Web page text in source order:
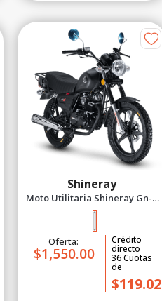
Shineray
Moto Utilitaria Shineray Gn-X
2027 Negro
Oferta:
$1,550.00
Crédito
directo
36Cuotas
de
$119.02